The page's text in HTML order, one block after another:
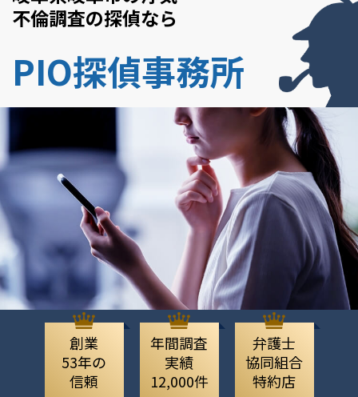
不倫調査の探偵なら
PIO探偵事務所
創業
53年の
信頼
年間調査
実績
12,000件
弁護士
協同組合
特約店